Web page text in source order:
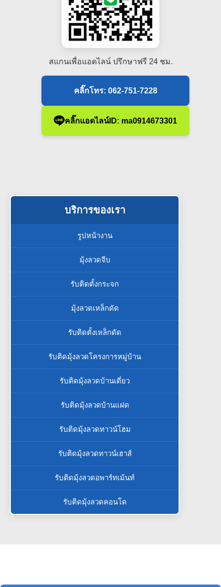
สแกนเพื่อแอดไลน์ ปรึกษาฟรี 24 ชม.
คลิ๊กโทร: 062-751-7228
คลิ๊กแอดไลน์ID: ma0914673301
บริการของเรา
รูปหน้างาน
มุ้งลวดจีบ
รับติดตั้งกระจก
มุ้งลวดเหล็กดัด
รับติดตั้งเหล็กดัด
รับติดมุ้งลวดโครงการหมู่บ้าน
รับติดมุ้งลวดบ้านเดี่ยว
รับติดมุ้งลวดบ้านแฝด
รับติดมุ้งลวดทาวน์โฮม
รับติดมุ้งลวดทาวน์เฮาส์
รับติดมุ้งลวดอพาร์ทเม้นท์
รับติดมุ้งลวดคอนโด